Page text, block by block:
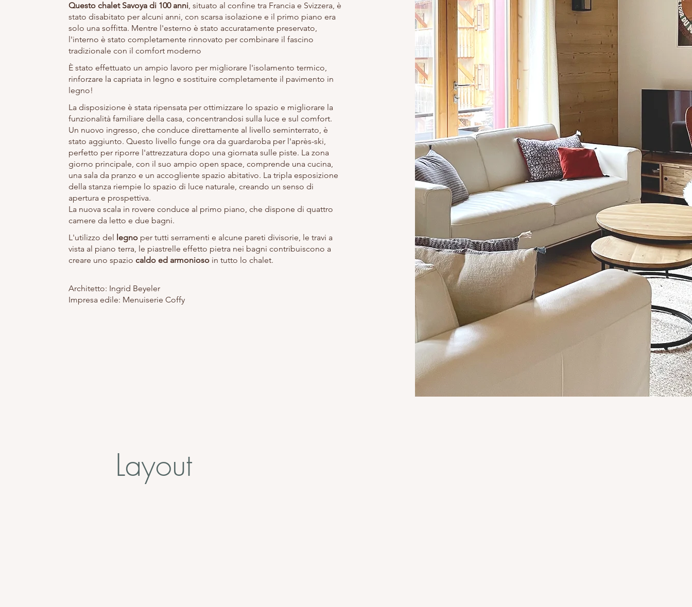
Questo chalet Savoya di 100 anni, situato al confine tra Francia e Svizzera, è
stato disabitato per alcuni anni, con scarsa isolazione e il primo piano era
solo una soffitta. Mentre l'esterno è stato accuratamente preservato,
l'interno è stato completamente rinnovato per combinare il fascino
tradizionale con il comfort moderno
È stato effettuato un ampio lavoro per migliorare l'isolamento termico,
rinforzare la capriata in legno e sostituire completamente il pavimento in
legno!
La disposizione è stata ripensata per ottimizzare lo spazio e migliorare la
funzionalità familiare della casa, concentrandosi sulla luce e sul comfort.
Un nuovo ingresso, che conduce direttamente al livello seminterrato, è
stato aggiunto. Questo livello funge ora da guardaroba per l'après-ski,
perfetto per riporre l'attrezzatura dopo una giornata sulle piste. La zona
giorno principale, con il suo ampio open space, comprende una cucina,
una sala da pranzo e un accogliente spazio abitativo. La tripla esposizione
della stanza riempie lo spazio di luce naturale, creando un senso di
apertura e prospettiva.
La nuova scala in rovere conduce al primo piano, che dispone di quattro
camere da letto e due bagni.
L'utilizzo del legno per tutti serramenti e alcune pareti divisorie, le travi a
vista al piano terra, le piastrelle effetto pietra nei bagni contribuiscono a
creare uno spazio caldo ed armonioso in tutto lo chalet.
Architetto: Ingrid Beyeler
Impresa edile: Menuiserie Coffy
Layout